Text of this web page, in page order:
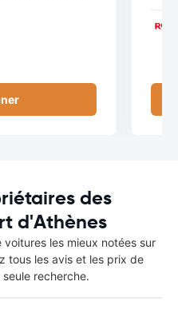
des
d'Athènes
les mieux notées sur
tous les avis et les prix de
recherche.